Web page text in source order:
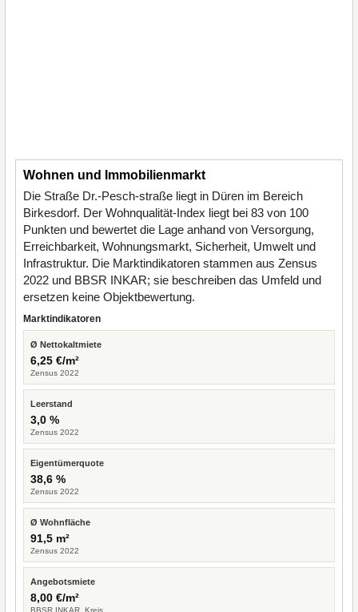
Wohnen und Immobilienmarkt
Die Straße Dr.-Pesch-straße liegt in Düren im Bereich
Birkesdorf. Der Wohnqualität-Index liegt bei 83 von 100
Punkten und bewertet die Lage anhand von Versorgung,
Erreichbarkeit, Wohnungsmarkt, Sicherheit, Umwelt und
Infrastruktur. Die Marktindikatoren stammen aus Zensus
2022 und BBSR INKAR; sie beschreiben das Umfeld und
ersetzen keine Objektbewertung.
Marktindikatoren
Ø Nettokaltmiete
6,25 €/m²
Zensus 2022
Leerstand
3,0 %
Zensus 2022
Eigentümerquote
38,6 %
Zensus 2022
Ø Wohnfläche
91,5 m²
Zensus 2022
Angebotsmiete
8,00 €/m²
BBSR INKAR, Kreis